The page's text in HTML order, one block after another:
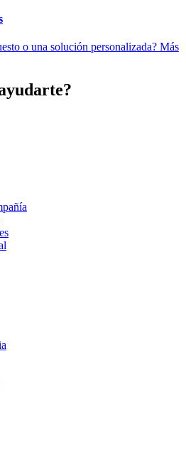
o una solución personalizada? Más